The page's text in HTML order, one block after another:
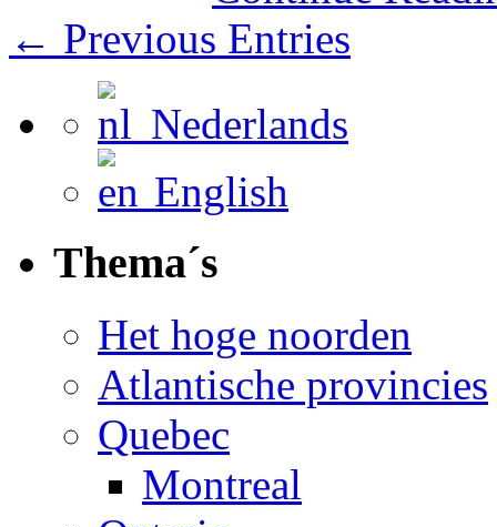
← Previous Entries
Nederlands
English
Thema´s
Het hoge noorden
Atlantische provincies
Quebec
Montreal